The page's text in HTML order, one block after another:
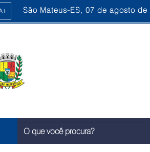
São Mateus-ES, 07 de agosto de